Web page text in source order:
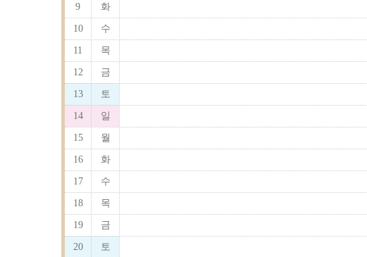
9 화
10 수
11 목
12 금
13 토
14 일
15 월
16 화
17 수
18 목
19 금
20 토